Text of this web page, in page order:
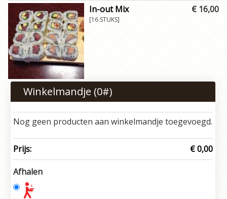
In-out Mix
[16 STUKS]
€ 16,00
Winkelmandje (0#)
Nog geen producten aan winkelmandje toegevoegd.
Prijs: € 0,00
Afhalen